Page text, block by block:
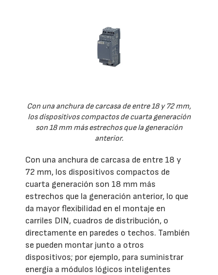
Con una anchura de carcasa de entre 18 y 72 mm,
los dispositivos compactos de cuarta generación
son 18 mm más estrechos que la generación
anterior.
Con una anchura de carcasa de entre 18 y
72 mm, los dispositivos compactos de
cuarta generación son 18 mm más
estrechos que la generación anterior, lo que
da mayor flexibilidad en el montaje en
carriles DIN, cuadros de distribución, o
directamente en paredes o techos. También
se pueden montar junto a otros
dispositivos; por ejemplo, para suministrar
energía a módulos lógicos inteligentes